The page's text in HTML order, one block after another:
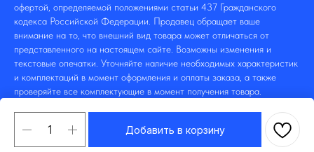
Добавить в корзину
офертой, определяемой положениями статьи 437 Гражданского
кодекса Российской Федерации. Продавец обращает ваше
внимание на то, что внешний вид товара может отличаться от
представленного на настоящем сайте. Возможны изменения и
текстовые опечатки. Уточняйте наличие необходимых характеристик
и комплектаций в момент оформления и оплаты заказа, а также
проверяйте все комплектующие в момент получения товара.